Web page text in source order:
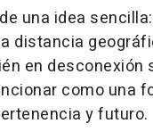
una idea
distancia
en desconexión
como una
y futuro.